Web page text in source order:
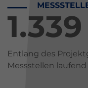
1.350
Entlang des
Messstellen